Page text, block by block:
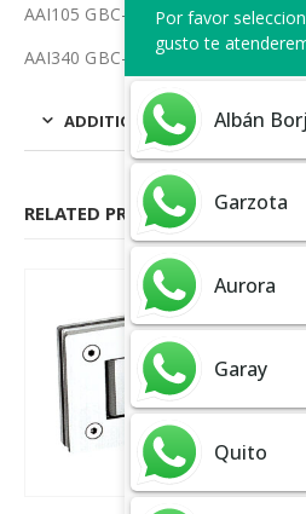
AAI105 GBC-833 ALLOY
AAI340 GBC-833 ALLOY CHROME
ADDITIONAL INFORMATION
RELATED PRODUCTS
Por favor
gusto te
Albán
Garzota
Aurora
Garay
Quito